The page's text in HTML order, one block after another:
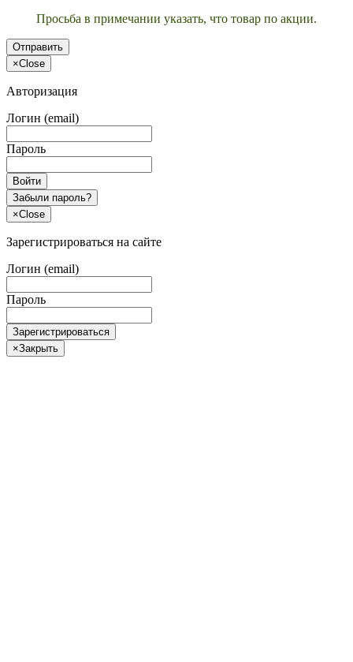
Просьба в примечании указать, что товар по акции.
Отправить
×Close
Авторизация
Логин (email)
Пароль
Войти
Забыли пароль?
×Close
Зарегистрироваться на сайте
Логин (email)
Пароль
Зарегистрироваться
×Закрыть